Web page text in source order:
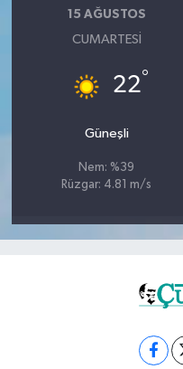
15 AĞUSTOS
CUMARTESI
22°
Güneşli
Nem: %39
Rüzgar: 4.81 m/s